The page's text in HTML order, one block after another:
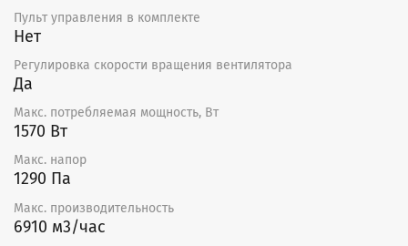
Пульт управления в комплекте
Нет
Регулировка скорости вращения вентилятора
Да
Макс. потребляемая мощность, Вт
1570 Вт
Макс. напор
1290 Па
Макс. производительность
6910 м3/час